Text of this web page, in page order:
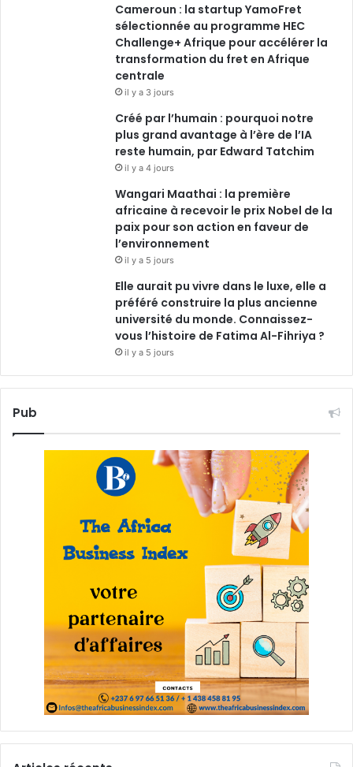
Cameroun : la startup YamoFret
sélectionnée au programme HEC
Challenge+ Afrique pour accélérer la
transformation du fret en Afrique
centrale
il y a 3 jours
Créé par l’humain : pourquoi notre
plus grand avantage à l’ère de l’IA
reste humain, par Edward Tatchim
il y a 4 jours
Wangari Maathai : la première
africaine à recevoir le prix Nobel de la
paix pour son action en faveur de
l’environnement
il y a 5 jours
Elle aurait pu vivre dans le luxe, elle a
préféré construire la plus ancienne
université du monde. Connaissez-
vous l’histoire de Fatima Al-Fihriya ?
il y a 5 jours
Pub